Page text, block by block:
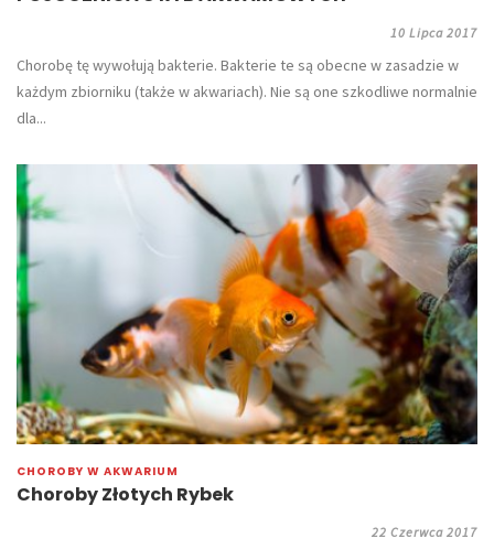
10 Lipca 2017
Chorobę tę wywołują bakterie. Bakterie te są obecne w zasadzie w
każdym zbiorniku (także w akwariach). Nie są one szkodliwe normalnie
dla...
CHOROBY W AKWARIUM
Choroby Złotych Rybek
22 Czerwca 2017